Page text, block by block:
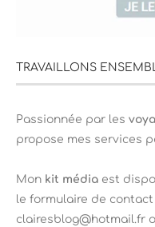
TRAVAILLONS
Passionnée par les
propose mes services
Mon kit média est
le formulaire de
clairesblog@hotmail.fr